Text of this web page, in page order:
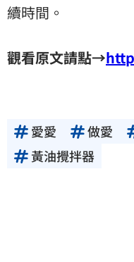
續時間。
觀看原文請點→
愛愛 做愛
黃油攪拌器